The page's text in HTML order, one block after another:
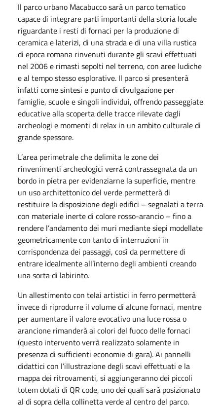
Il parco urbano Macabucco sarà un parco tematico
capace di integrare parti importanti della storia locale
riguardante i resti di fornaci per la produzione di
ceramica e laterizi, di una strada e di una villa rustica
di epoca romana rinvenuti durante gli scavi effettuati
nel 2006 e rimasti sepolti nel terreno, con aree ludiche
e al tempo stesso esplorative. Il parco si presenterà
infatti come sintesi e punto di divulgazione per
famiglie, scuole e singoli individui, offrendo passeggiate
educative alla scoperta delle tracce rilevate dagli
archeologi e momenti di relax in un ambito culturale di
grande spessore.
L’area perimetrale che delimita le zone dei
rinvenimenti archeologici verrà contrassegnata da un
bordo in pietra per evidenziarne la superficie, mentre
un uso architettonico del verde permetterà di
restituire la disposizione degli edifici – segnalati a terra
con materiale inerte di colore rosso-arancio – fino a
rendere l’andamento dei muri mediante siepi modellate
geometricamente con tanto di interruzioni in
corrispondenza dei passaggi, così da permettere di
entrare idealmente all’interno degli ambienti creando
una sorta di labirinto.
Un allestimento con telai artistici in ferro permetterà
invece di riprodurre il volume di alcune fornaci, mentre
per aumentare il valore evocativo una luce rossa o
arancione rimanderà ai colori del fuoco delle fornaci
(questo intervento verrà realizzato solamente in
presenza di sufficienti economie di gara). Ai pannelli
didattici con l’illustrazione degli scavi effettuati e la
mappa dei ritrovamenti, si aggiungeranno dei piccoli
totem dotati di QR code, uno dei quali sarà posizionato
al di sopra della collinetta verde al centro del parco.